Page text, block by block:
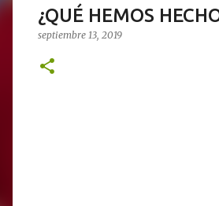
¿QUÉ HEMOS
septiembre 13, 2019